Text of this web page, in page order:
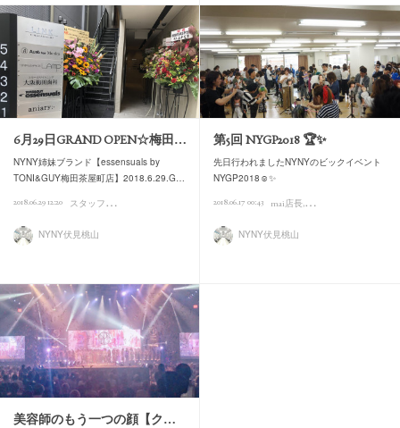
6月29日GRAND OPEN☆梅田…
NYNY姉妹ブランド【essensuals by
TONI&GUY梅田茶屋町店】2018.6.29.G…
2018.06.29 12:20 ス
タッフの日常
NYNY伏見桃山
第5回 NYGP2018 🏆✨
先日行われましたNYNYのビックイベント
NYGP2018☺️✨
2018.06.17 00:43 mai店長 スタッフの日常
NYNY伏見桃山
美容師のもう一つの顔【ク…